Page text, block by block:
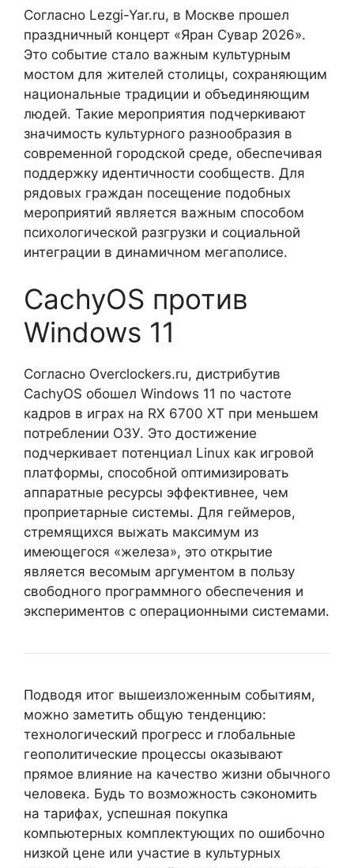
Согласно Lezgi-Yar.ru, в Москве прошел
праздничный концерт «Яран Сувар 2026».
Это событие стало важным культурным
мостом для жителей столицы, сохраняющим
национальные традиции и объединяющим
людей. Такие мероприятия подчеркивают
значимость культурного разнообразия в
современной городской среде, обеспечивая
поддержку идентичности сообществ. Для
рядовых граждан посещение подобных
мероприятий является важным способом
психологической разгрузки и социальной
интеграции в динамичном мегаполисе.
CachyOS против
Windows 11
Согласно Overclockers.ru, дистрибутив
CachyOS обошел Windows 11 по частоте
кадров в играх на RX 6700 XT при меньшем
потреблении ОЗУ. Это достижение
подчеркивает потенциал Linux как игровой
платформы, способной оптимизировать
аппаратные ресурсы эффективнее, чем
проприетарные системы. Для геймеров,
стремящихся выжать максимум из
имеющегося «железа», это открытие
является весомым аргументом в пользу
свободного программного обеспечения и
экспериментов с операционными системами.
Подводя итог вышеизложенным событиям,
можно заметить общую тенденцию:
технологический прогресс и глобальные
геополитические процессы оказывают
прямое влияние на качество жизни обычного
человека. Будь то возможность сэкономить
на тарифах, успешная покупка
компьютерных комплектующих по ошибочно
низкой цене или участие в культурных